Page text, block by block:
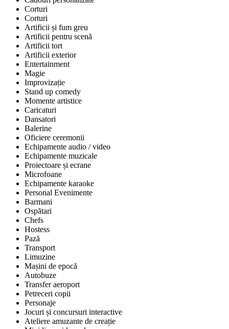
Corturi
Corturi
Artificii și fum greu
Artificii pentru scenă
Artificii tort
Artificii exterior
Entertainment
Magie
Improvizație
Stand up comedy
Momente artistice
Caricaturi
Dansatori
Balerine
Oficiere ceremonii
Echipamente audio / video
Echipamente muzicale
Proiectoare și ecrane
Microfoane
Echipamente karaoke
Personal Evenimente
Barmani
Ospătari
Chefs
Hostess
Pază
Transport
Limuzine
Mașini de epocă
Autobuze
Transfer aeroport
Petreceri copii
Personaje
Jocuri și concursuri interactive
Ateliere amuzante de creație